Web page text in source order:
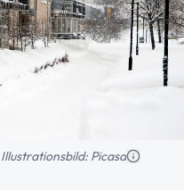
Illustrationsbild: Picasa